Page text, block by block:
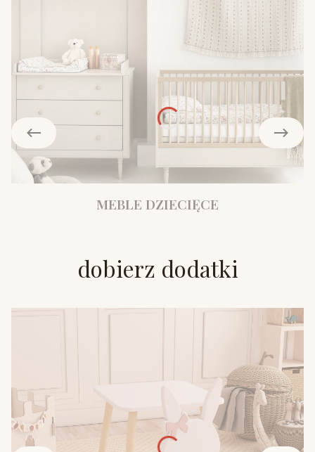
MEBLE DZIECIĘCE
dobierz dodatki